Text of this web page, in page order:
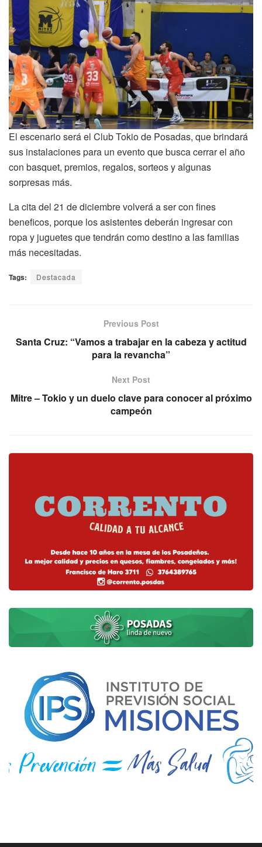
El escenario será el Club Tokio de Posadas, que brindará
sus instalaciones para un evento que busca cerrar el año
con basquet, premios, regalos, sorteos y algunas
sorpresas más.
La cita del 21 de diciembre volverá a ser con fines
beneficos, porque los asistentes deberán ingresar con
ropa y juguetes que tendrán como destino a las familias
más necesitadas.
Tags: Destacada
Previous Post
Santa Cruz: “Vamos a trabajar en la cabeza y actitud
para la revancha”
Next Post
Mitre – Tokio y un duelo clave para conocer al próximo
campeón